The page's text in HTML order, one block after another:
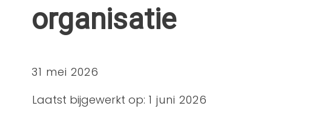
organisatie
31 mei 2026
Laatst bijgewerkt op: 1 juni 2026